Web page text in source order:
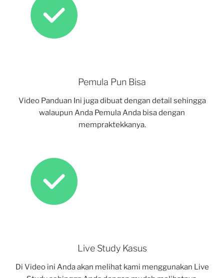
Pemula Pun Bisa
Video Panduan Ini juga dibuat dengan detail sehingga
walaupun Anda Pemula Anda bisa dengan
mempraktekkanya.
Live Study Kasus
Di Video ini Anda akan melihat kami menggunakan Live